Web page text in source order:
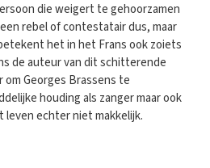
die weigert te gehoorzamen
rebel of contestatair dus, maar
het in het Frans ook zoiets
de auteur van dit schitterende
Georges Brassens te
houding als zanger maar ook
leven echter niet makkelijk.